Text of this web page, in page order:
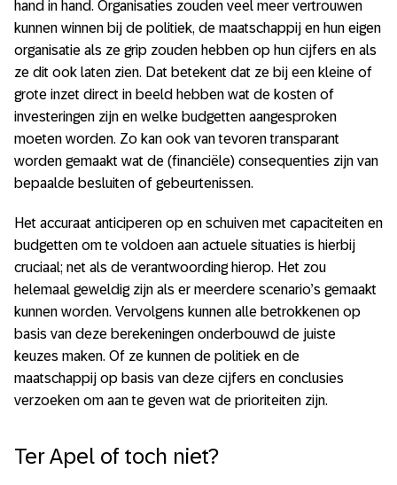
hand in hand. Organisaties zouden veel meer vertrouwen
kunnen winnen bij de politiek, de maatschappij en hun eigen
organisatie als ze grip zouden hebben op hun cijfers en als
ze dit ook laten zien. Dat betekent dat ze bij een kleine of
grote inzet direct in beeld hebben wat de kosten of
investeringen zijn en welke budgetten aangesproken
moeten worden. Zo kan ook van tevoren transparant
worden gemaakt wat de (financiële) consequenties zijn van
bepaalde besluiten of gebeurtenissen.
Het accuraat anticiperen op en schuiven met capaciteiten en
budgetten om te voldoen aan actuele situaties is hierbij
cruciaal; net als de verantwoording hierop. Het zou
helemaal geweldig zijn als er meerdere scenario’s gemaakt
kunnen worden. Vervolgens kunnen alle betrokkenen op
basis van deze berekeningen onderbouwd de juiste
keuzes maken. Of ze kunnen de politiek en de
maatschappij op basis van deze cijfers en conclusies
verzoeken om aan te geven wat de prioriteiten zijn.
Ter Apel of toch niet?